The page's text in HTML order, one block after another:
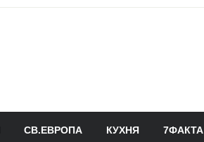
СВ.ЕВРОПА КУХНЯ 7ФАКТА